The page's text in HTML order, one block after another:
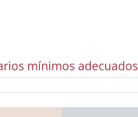
mínimos adecuados